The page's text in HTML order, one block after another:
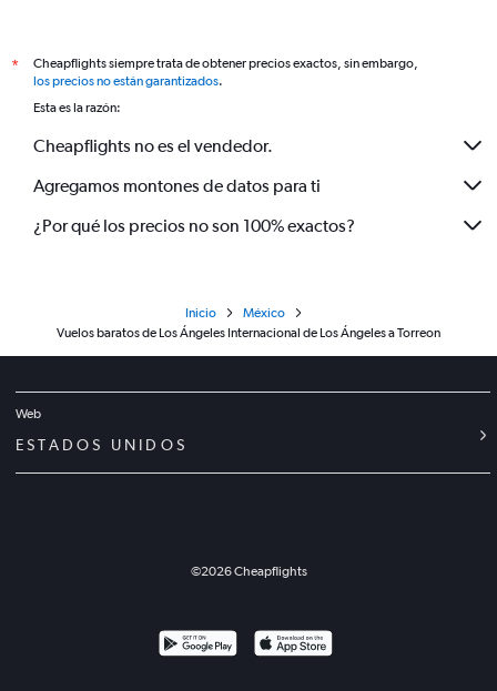
*
Cheapflights siempre trata de obtener precios exactos, sin embargo,
los precios no están garantizados.
Esta es la razón:
Cheapflights no es el vendedor.
Agregamos montones de datos para ti
¿Por qué los precios no son 100% exactos?
Inicio
México
Vuelos baratos de Los Ángeles Internacional de Los Ángeles a Torreon
Web
ESTADOS UNIDOS
©2026Cheapflights